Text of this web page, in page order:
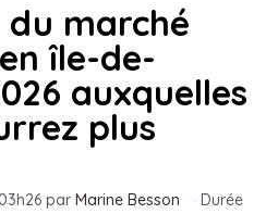
du marché
île-de-
auxquelles
plus
par Marine Besson · Durée